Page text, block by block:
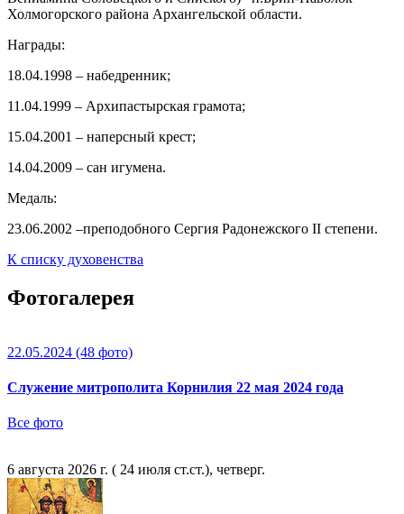
Холмогорского района Архангельской области.
Награды:
18.04.1998 – набедренник;
11.04.1999 – Архипастырская грамота;
15.04.2001 – наперсный крест;
14.04.2009 – сан игумена.
Медаль:
23.06.2002 –преподобного Сергия Радонежского II степени.
К списку духовенства
Фотогалерея
22.05.2024 (48 фото)
Служение митрополита Корнилия 22 мая 2024 года
Все фото
6 августа 2026 г. ( 24 июля ст.ст.), четверг.